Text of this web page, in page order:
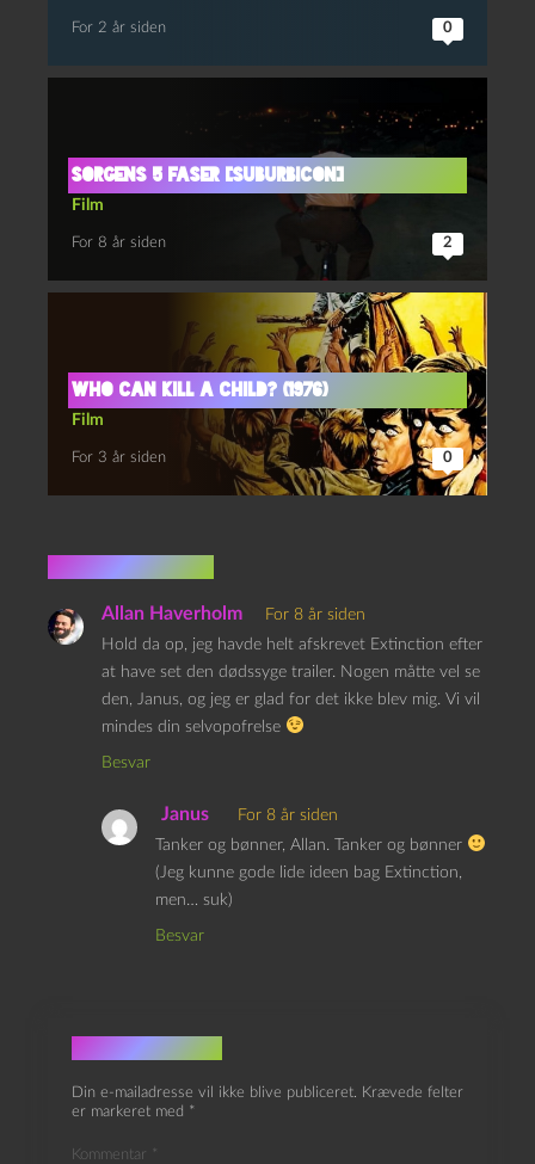
For 2 år siden 0
Sorgens 5 faser [Suburbicon]
Film
For 8 år siden 2
Who can kill a child? (1976)
Film
For 3 år siden 0
2 kommentarer
Allan Haverholm
For 8 år siden
Hold da op, jeg havde helt afskrevet Extinction efter
at have set den dødssyge trailer. Nogen måtte vel se
den, Janus, og jeg er glad for det ikke blev mig. Vi vil
mindes din selvopofrelse
Besvar
Janus
For 8 år siden
Tanker og bønner, Allan. Tanker og bønner
(Jeg kunne gode lide ideen bag Extinction,
men… suk)
Besvar
Skriv et svar
Din e-mailadresse vil ikke blive publiceret. Krævede felter
er markeret med *
Kommentar *